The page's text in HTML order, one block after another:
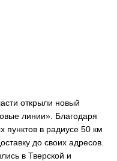
открыли новый
линии». Благодаря
пунктов в радиусе 50 км
до своих адресов.
в Тверской и